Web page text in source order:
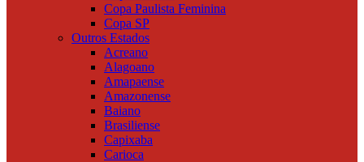
Copa Paulista Feminina
Copa SP
Outros Estados
Acreano
Alagoano
Amapaense
Amazonense
Baiano
Brasiliense
Capixaba
Carioca